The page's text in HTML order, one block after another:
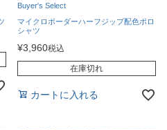
Buyer's Select
マイクロボーダーハーフジップ配色ポロ
シャツ
¥3,960税込
在庫切れ
カートに入れる